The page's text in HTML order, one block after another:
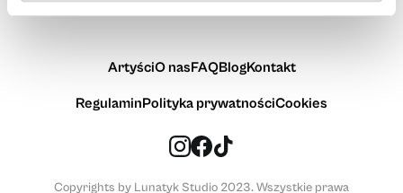
ArtyściO nasFAQBlogKontakt
RegulaminPolityka prywatnościCookies
Copyrights by Lunatyk Studio 2023. Wszystkie prawa